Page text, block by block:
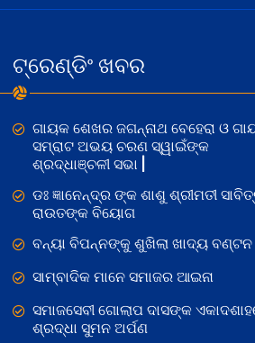
ଟ୍ରେଣ୍ଡିଂ ଖବର
ଗାୟକ ଶେଖର ଜଗନ୍ନାଥ ବେହେରା ଓ
ସମ୍ରାଟ ଅଭୟ ଚରଣ ସ୍ୱାଇଁଙ୍କ
ଶ୍ରଦ୍ଧାଞ୍ଚଳୀ ସଭା |
ଡଃ ଜ୍ଞାନେନ୍ଦ୍ର ଙ୍କ ଶାଶୁ ଶ୍ରୀମତୀ
ରାଉତଙ୍କ ବିୟୋଗ
ବନ୍ୟା ବିପନ୍ନଙ୍କୁ ଶୁଖିଲା ଖାଦ୍ୟ ବଣ୍ଟନ
ସାମ୍ବାଦିକ ମାନେ ସମାଜର ଆଇନା
ସମାଜସେବୀ ଗୋଲାପ ଦାସଙ୍କ
ଶ୍ରଦ୍ଧା ସୁମନ ଅର୍ପଣ